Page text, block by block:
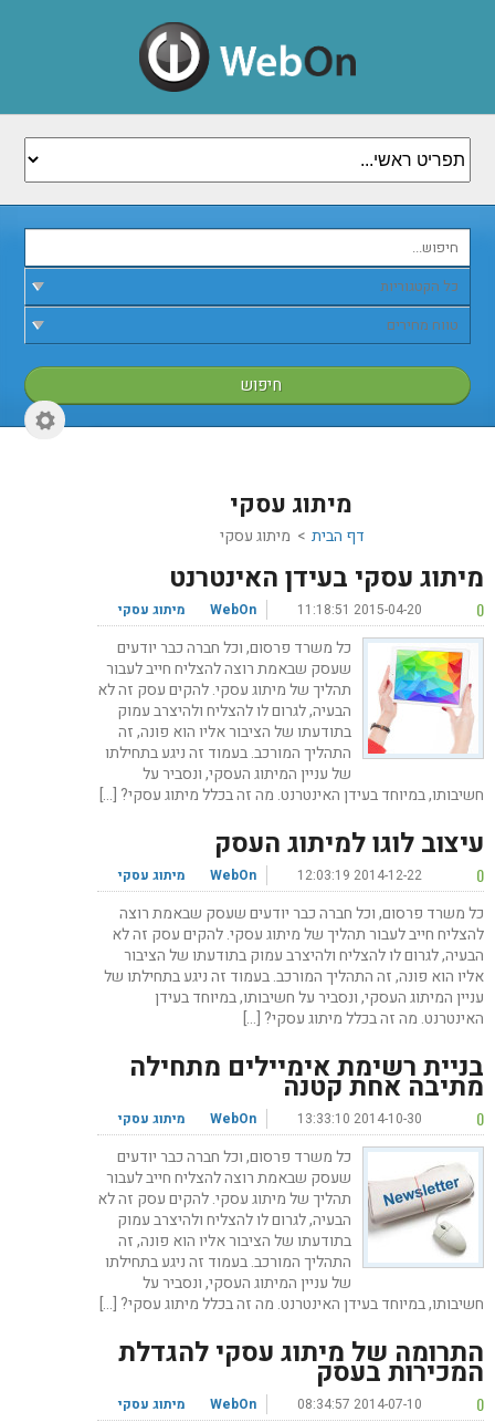
מיתוג עסקי
דף הבית > מיתוג עסקי
מיתוג עסקי בעידן האינטרנט
2015-04-20 11:18:51
WebOn מיתוג עסקי
0
כל משרד פרסום, וכל חברה כבר יודעים
שעסק שבאמת רוצה להצליח חייב לעבור
תהליך של מיתוג עסקי. להקים עסק זה לא
הבעיה, לגרום לו להצליח ולהיצרב עמוק
בתודעתו של הציבור אליו הוא פונה, זה
התהליך המורכב. בעמוד זה ניגע בתחילתו
של עניין המיתוג העסקי, ונסביר על
חשיבותו, במיוחד בעידן האינטרנט. מה זה בכלל מיתוג עסקי? […]
עיצוב לוגו למיתוג העסק
2014-12-22 12:03:19
WebOn מיתוג עסקי
0
כל משרד פרסום, וכל חברה כבר יודעים שעסק שבאמת רוצה
להצליח חייב לעבור תהליך של מיתוג עסקי. להקים עסק זה לא
הבעיה, לגרום לו להצליח ולהיצרב עמוק בתודעתו של הציבור
אליו הוא פונה, זה התהליך המורכב. בעמוד זה ניגע בתחילתו של
עניין המיתוג העסקי, ונסביר על חשיבותו, במיוחד בעידן
האינטרנט. מה זה בכלל מיתוג עסקי? […]
בניית רשימת אימיילים מתחילה
מתיבה אחת קטנה
2014-10-30 13:33:10
WebOn מיתוג עסקי
0
כל משרד פרסום, וכל חברה כבר יודעים
שעסק שבאמת רוצה להצליח חייב לעבור
תהליך של מיתוג עסקי. להקים עסק זה לא
הבעיה, לגרום לו להצליח ולהיצרב עמוק
בתודעתו של הציבור אליו הוא פונה, זה
התהליך המורכב. בעמוד זה ניגע בתחילתו
של עניין המיתוג העסקי, ונסביר על
חשיבותו, במיוחד בעידן האינטרנט. מה זה בכלל מיתוג עסקי? […]
התרומה של מיתוג עסקי להגדלת
המכירות בעסק
2014-07-10 08:34:57
WebOn מיתוג עסקי
0